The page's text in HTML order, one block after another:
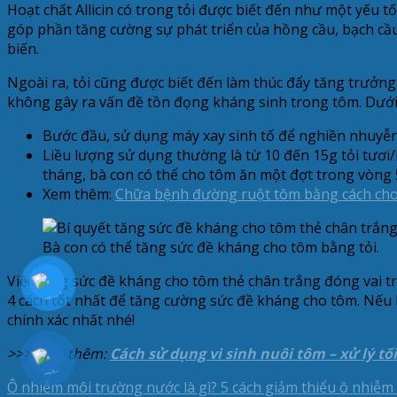
Hoạt chất Allicin có trong tỏi được biết đến như một yếu
góp phần tăng cường sự phát triển của hồng cầu, bạch
biến.
Ngoài ra, tỏi cũng được biết đến làm thúc đẩy tăng
không gây ra vấn đề tồn đọng kháng sinh trong tôm.
Bước đầu, sử dụng máy xay sinh tố để nghiền
Liều lượng sử dụng thường là từ 10 đến 15g tỏi
tháng, bà con có thể cho tôm ăn một đợt trong
Xem thêm: Chữa bệnh đường ruột tôm bằng cách
Bà con có thể tăng sức đề kháng cho tôm bằng tỏi.
Việc tăng sức đề kháng cho tôm thẻ chân trắng đóng
4 cách tốt nhất để tăng cường sức đề kháng cho tôm.
chính xác nhất nhé!
>>> Xem thêm: Cách sử dụng vi sinh nuôi tôm – xử lý
Ô nhiễm môi trường nước là gì? 5 cách giảm thiểu ô